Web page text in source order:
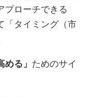
プローチできる
「タイミング（市
る」 ためのサイ